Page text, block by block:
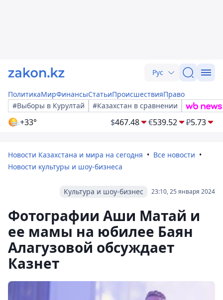
Рус
ПолитикаМирФинансыСтатьиПроисшествияПраво
#Выборы в Курултай
#Казахстан в сравнении
+33° $467.48 €539.52 ₽5.73
Новости Казахстана и мира на сегодня
Все новости
Новости культуры и шоу-бизнеса
23:10, 25 января 2024
Культура и шоу-бизнес
Фотографии Аши Матай и
ее мамы на юбилее Баян
Алагузовой обсуждает
Казнет